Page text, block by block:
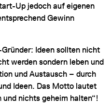
Up jedoch auf eigenen
Gewinn
Ideen sollten nicht
werden sondern leben und
und Austausch – durch
Ideen. Das Motto lautet
nichts geheim halten“!